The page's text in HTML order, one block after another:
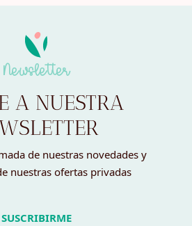
Newsletter
A NUESTRA
de nuestras novedades y
nuestras ofertas privadas
SUSCRIBIRME